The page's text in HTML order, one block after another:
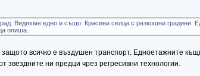
Видяхме едно и също. Красиви селца с разкошни градини.
опиша.
всичко е въздушен транспорт. Едноетажните
звездните ни предци чрез регресивни технологии.